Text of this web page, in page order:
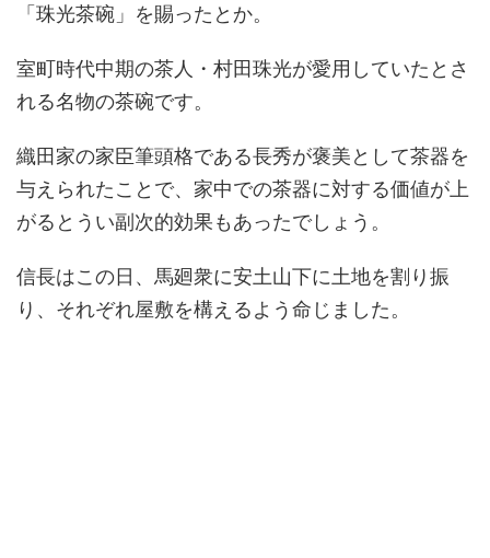
「珠光茶碗」を賜ったとか。
室町時代中期の茶人・村田珠光が愛用していたとさ
れる名物の茶碗です。
織田家の家臣筆頭格である長秀が褒美として茶器を
与えられたことで、家中での茶器に対する価値が上
がるとうい副次的効果もあったでしょう。
信長はこの日、馬廻衆に安土山下に土地を割り振
り、それぞれ屋敷を構えるよう命じました。